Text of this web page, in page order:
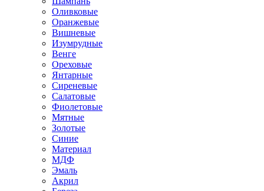
Оливковые
Оранжевые
Вишневые
Изумрудные
Венге
Ореховые
Янтарные
Сиреневые
Салатовые
Фиолетовые
Мятные
Золотые
Синие
Материал
МДФ
Эмаль
Акрил